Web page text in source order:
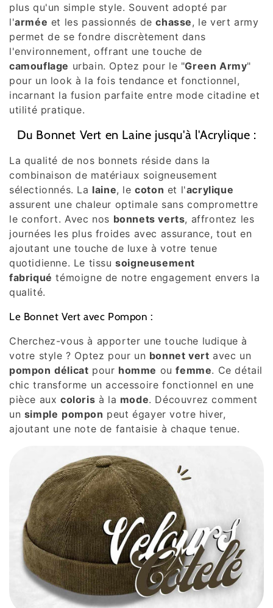
plus qu'un simple style. Souvent adopté par
l'armée et les passionnés dechasse, le vert army
permet de se fondre discrètement dans
l'environnement, offrant une touche de
camouflage urbain. Optez pour le "Green Army"
pour un look à la fois tendance et fonctionnel,
incarnant la fusion parfaite entre mode citadine et
utilité pratique.
Du Bonnet Vert en Laine jusqu'à l'Acrylique :
La qualité de nos bonnets réside dans la
combinaison de matériaux soigneusement
sélectionnés. La laine, lecoton et l'acrylique
assurent une chaleur optimale sans compromettre
le confort. Avec nos bonnets verts, affrontez les
journées les plus froides avec assurance, tout en
ajoutant une touche de luxe à votre tenue
quotidienne. Le tissusoigneusement
fabriqué témoigne de notre engagement envers la
qualité.
Le Bonnet Vert avec Pompon :
Cherchez-vous à apporter une touche ludique à
votre style ? Optez pour un bonnet vert avec un
pompon délicat pour homme oufemme. Ce détail
chic transforme un accessoire fonctionnel en une
pièce aux coloris à la mode. Découvrez comment
un simple pompon peut égayer votre hiver,
ajoutant une note de fantaisie à chaque tenue.